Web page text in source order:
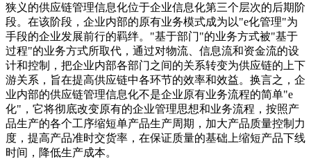
狭义的供应链管理信息化位于企业信息化第三个层次的后期阶
段。在该阶段，企业内部的原有业务模式成为以"e化管理"为
手段的企业发展前行的羁绊。"基于部门"的业务方式被"基于
过程"的业务方式所取代，通过对物流、信息流和资金流的设
计和控制，把企业内部各部门之间的关系转变为供应链的上下
游关系，旨在提高供应链中各环节的效率和效益。换言之，企
业内部的供应链管理信息化不是企业原有业务流程的简单"e
化"，它将彻底改变原有的企业管理思想和业务流程，按照产
品生产的各个工序缩短单产品生产周期，加大产品质量控制力
度，提高产品准时交货率，在保证质量的基础上缩短产品下线
时间，降低生产成本。